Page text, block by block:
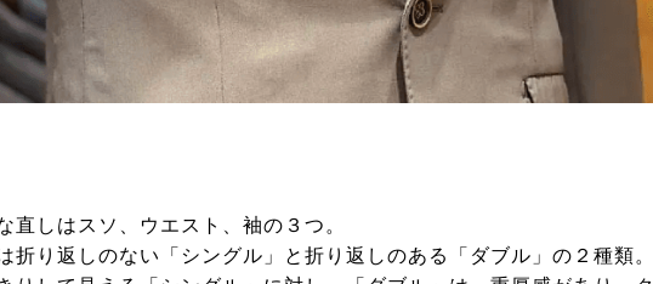
直しはスソ、ウエスト、袖の３つ。
折り返しのない「シングル」と折り返しのある「ダブル」の２種類。